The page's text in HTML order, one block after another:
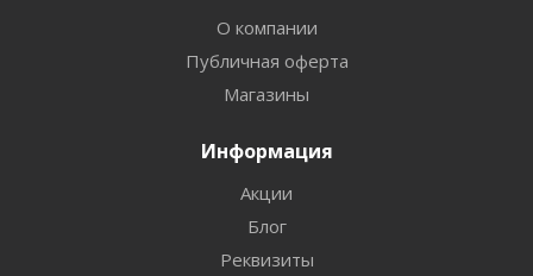
О компании
Публичная оферта
Магазины
Информация
Акции
Блог
Реквизиты